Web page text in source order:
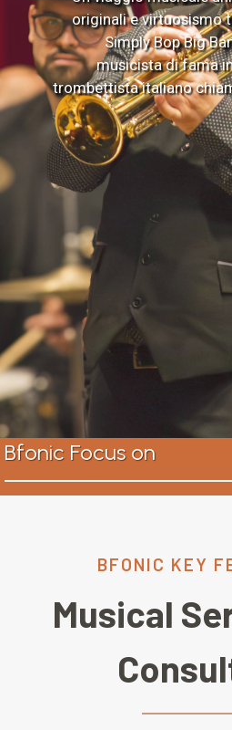
originali e virtuosismo
Simply Bop Big
musicista di fama
trombettista italiano
Bfonic Focus on
BFONIC KEY
Musical